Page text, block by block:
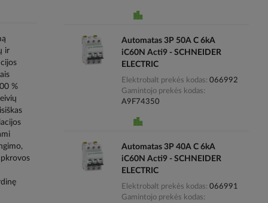
ir
%
Automatas 3P 50A C 6kA
iC60N Acti9 - SCHNEIDER
ELECTRIC
Elektrobalt prekės kodas 066992
Gamintojo prekės kodas
A9F74350
Automatas 3P 40A C 6kA
iC60N Acti9 - SCHNEIDER
ELECTRIC
Elektrobalt prekės kodas 066991
Gamintojo prekės kodas